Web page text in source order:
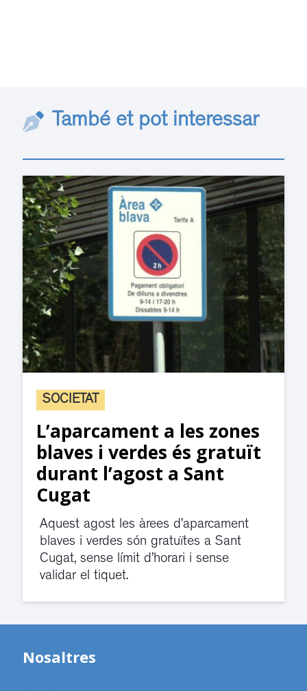
També et pot interessar
SOCIETAT
L’aparcament a les zones
blaves i verdes és gratuït
durant l’agost a Sant
Cugat
Aquest agost les àrees d’aparcament
blaves i verdes són gratuïtes a Sant
Cugat, sense límit d’horari i sense
validar el tiquet.
Nosaltres